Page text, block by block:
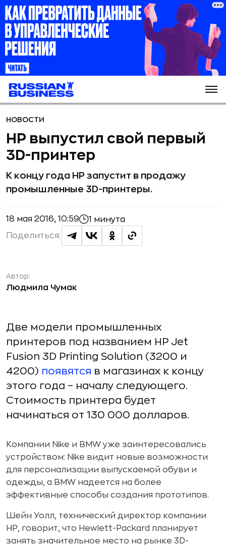
НОВОСТИ
HP выпустил свой первый
3D-принтер
К концу года HP запустит в продажу
промышленные 3D-принтеры.
18 мая 2016, 10:59 1 минута
Поделиться:
Автор:
Людмила Чумак
Две модели промышленных
принтеров под названием HP Jet
Fusion 3D Printing Solution (3200 и
4200) появятся в магазинах к концу
этого года – началу следующего.
Стоимость принтера будет
начинаться от 130 000 долларов.
Компании Nike и BMW уже заинтересовались
устройством: Nike видит новые возможности
для персонализации выпускаемой обуви и
одежды, а BMW надеется на более
эффективные способы создания прототипов.
Шейн Уолл, технический директор компании
HP, говорит, что Hewlett-Packard планирует
занять значительное место на рынке 3D-